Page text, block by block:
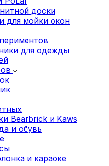
доски
для мойки окон
для одежды
Bearbrick и Kaws
и обувь
и караоке